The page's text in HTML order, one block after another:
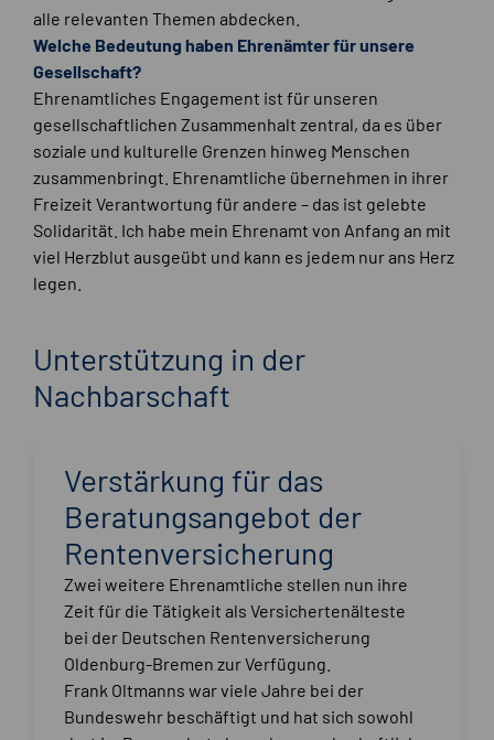
alle relevanten Themen abdecken.
Welche Bedeutung haben Ehrenämter für unsere
Gesellschaft?
Ehrenamtliches Engagement ist für unseren
gesellschaftlichen Zusammenhalt zentral, da es über
soziale und kulturelle Grenzen hinweg Menschen
zusammenbringt. Ehrenamtliche übernehmen in ihrer
Freizeit Verantwortung für andere – das ist gelebte
Solidarität. Ich habe mein Ehrenamt von Anfang an mit
viel Herzblut ausgeübt und kann es jedem nur ans Herz
legen.
Unterstützung in der
Nachbarschaft
Verstärkung für das
Beratungsangebot der
Rentenversicherung
Zwei weitere Ehrenamtliche stellen nun ihre
Zeit für die Tätigkeit als Versichertenälteste
bei der Deutschen Rentenversicherung
Oldenburg-Bremen zur Verfügung.
Frank Oltmanns war viele Jahre bei der
Bundeswehr beschäftigt und hat sich sowohl